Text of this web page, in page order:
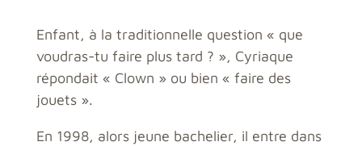
Enfant, à la traditionnelle question « que
voudras-tu faire plus tard ? », Cyriaque
répondait « Clown » ou bien « faire des
jouets ».
En 1998, alors jeune bachelier, il entre dans